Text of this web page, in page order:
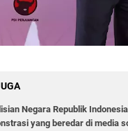
Negara Republik
yang beredar di media